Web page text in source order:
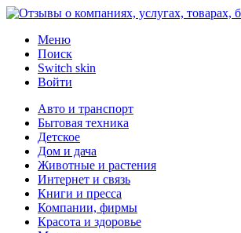
Меню
Поиск
Switch skin
Войти
Авто и транспорт
Бытовая техника
Детское
Дом и дача
Животные и растения
Интернет и связь
Книги и пресса
Компании, фирмы
Красота и здоровье